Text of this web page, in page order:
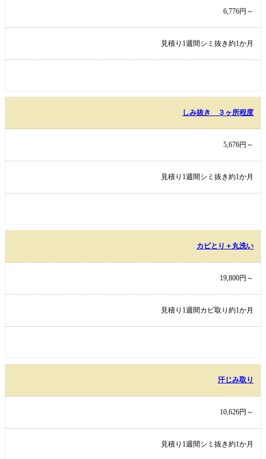
6,776円～
見積り1週間シミ抜き約1か月
しみ抜き ３ヶ所程度
5,676円～
見積り1週間シミ抜き約1か月
カビとり＋丸洗い
19,800円～
見積り1週間カビ取り約1か月
汗じみ取り
10,626円～
見積り1週間シミ抜き約1か月